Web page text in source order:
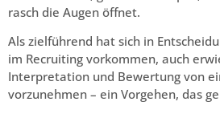
rasch die Augen öffnet.
Als zielführend hat sich in
im Recruiting vorkommen, auch
Interpretation und Bewertung von
vorzunehmen – ein Vorgehen, das